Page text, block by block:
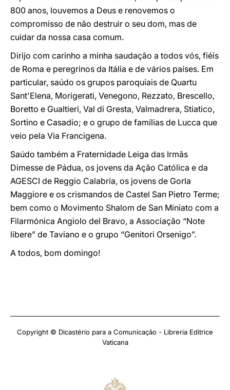
800 anos, louvemos a Deus e renovemos o
compromisso de não destruir o seu dom, mas de
cuidar da nossa casa comum.
Dirijo com carinho a minha saudação a todos vós, fiéis
de Roma e peregrinos da Itália e de vários países. Em
particular, saúdo os grupos paroquiais de Quartu
Sant'Elena, Morigerati, Venegono, Rezzato, Brescello,
Boretto e Gualtieri, Val di Gresta, Valmadrera, Stiatico,
Sortino e Casadio; e o grupo de famílias de Lucca que
veio pela Via Francigena.
Saúdo também a Fraternidade Leiga das Irmãs
Dimesse de Pádua, os jovens da Ação Católica e da
AGESCI de Reggio Calabria, os jovens de Gorla
Maggiore e os crismandos de Castel San Pietro Terme;
bem como o Movimento Shalom de San Miniato com a
Filarmónica Angiolo del Bravo, a Associação “Note
libere” de Taviano e o grupo “Genitori Orsenigo”.
A todos, bom domingo!
Copyright © Dicastério para a Comunicação - Libreria Editrice
Vaticana